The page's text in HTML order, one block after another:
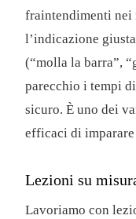
fraintendimenti
l’indicazione
(“molla la barra”,
parecchio i tempi
sicuro. È uno dei
efficaci di imparare
Lezioni su
Lavoriamo con